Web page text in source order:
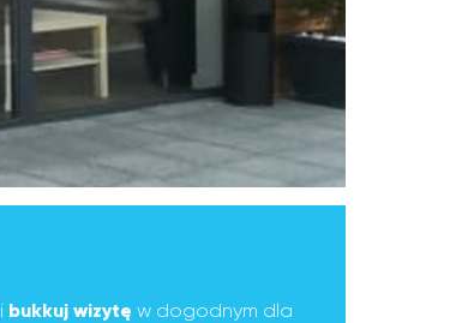
i bukkuj wizytę w dogodnym dla